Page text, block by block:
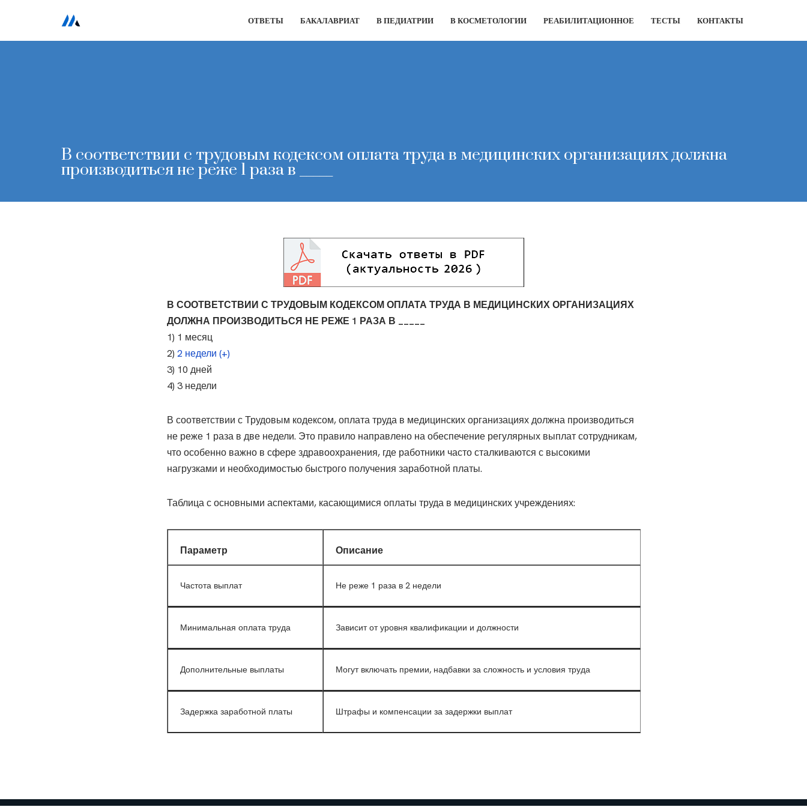
ОТВЕТЫ БАКАЛАВРИАТ В ПЕДИАТРИИ В КОСМЕТОЛОГИИ РЕАБИЛИТАЦИОННОЕ ТЕСТЫ КОНТАКТЫ
В соответствии с трудовым кодексом оплата труда в медицинских организациях должна
производиться не реже 1 раза в _____
В СООТВЕТСТВИИ С ТРУДОВЫМ КОДЕКСОМ ОПЛАТА ТРУДА В МЕДИЦИНСКИХ ОРГАНИЗАЦИЯХ
ДОЛЖНА ПРОИЗВОДИТЬСЯ НЕ РЕЖЕ 1 РАЗА В _____
1) 1 месяц
2) 2 недели (+)
3) 10 дней
4) 3 недели
В соответствии с Трудовым кодексом, оплата труда в медицинских организациях должна производиться
не реже 1 раза в две недели. Это правило направлено на обеспечение регулярных выплат сотрудникам,
что особенно важно в сфере здравоохранения, где работники часто сталкиваются с высокими
нагрузками и необходимостью быстрого получения заработной платы.
Таблица с основными аспектами, касающимися оплаты труда в медицинских учреждениях:
Параметр Описание
Частота выплат Не реже 1 раза в 2 недели
Минимальная оплата труда Зависит от уровня квалификации и должности
Дополнительные выплаты Могут включать премии, надбавки за сложность и условия труда
Задержка заработной платы Штрафы и компенсации за задержки выплат